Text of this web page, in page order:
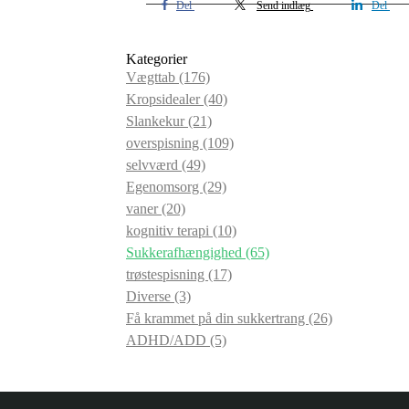
Del Send indlæg Del
Kategorier
Vægttab (176)
Kropsidealer(40)
Slankekur(21)
overspisning (109)
selvværd (49)
Egenomsorg (29)
vaner(20)
kognitiv terapi (10)
Sukkerafhængighed (65)
trøstespisning (17)
Diverse (3)
Få krammet på din sukkertrang (26)
ADHD/ADD (5)